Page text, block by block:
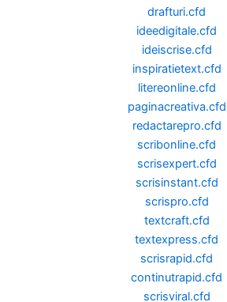
drafturi.cfd
ideedigitale.cfd
ideiscrise.cfd
inspiratietext.cfd
litereonline.cfd
paginacreativa.cfd
redactarepro.cfd
scribonline.cfd
scrisexpert.cfd
scrisinstant.cfd
scrispro.cfd
textcraft.cfd
textexpress.cfd
scrisrapid.cfd
continutrapid.cfd
scrisviral.cfd